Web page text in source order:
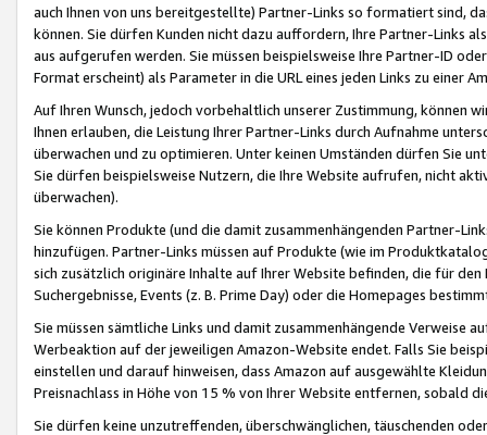
auch Ihnen von uns bereitgestellte) Partner-Links so formatiert sind,
können. Sie dürfen Kunden nicht dazu auffordern, Ihre Partner-Links
aus aufgerufen werden. Sie müssen beispielsweise Ihre Partner-ID
Format erscheint) als Parameter in die URL eines jeden Links zu einer
Auf Ihren Wunsch, jedoch vorbehaltlich unserer Zustimmung, können
Ihnen erlauben, die Leistung Ihrer Partner-Links durch Aufnahme
überwachen und zu optimieren. Unter keinen Umständen dürfen Sie
Sie dürfen beispielsweise Nutzern, die Ihre Website aufrufen, nicht
überwachen).
Sie können Produkte (und die damit zusammenhängenden Partner-
hinzufügen. Partner-Links müssen auf Produkte (wie im
sich zusätzlich originäre Inhalte auf Ihrer Website befinden, die für
Suchergebnisse, Events (z. B. Prime Day) oder die Homepages
Sie müssen sämtliche Links und damit zusammenhängende
Werbeaktion auf der jeweiligen Amazon-Website endet. Falls Sie
einstellen und darauf hinweisen, dass Amazon auf ausgewählte
Preisnachlass in Höhe von 15 % von Ihrer Website entfernen, sobald
Sie dürfen keine unzutreffenden, überschwänglichen, täuschenden